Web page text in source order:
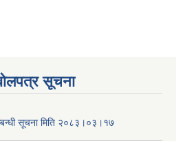
सूचना
सूचना मिति २०८३।०३।१७